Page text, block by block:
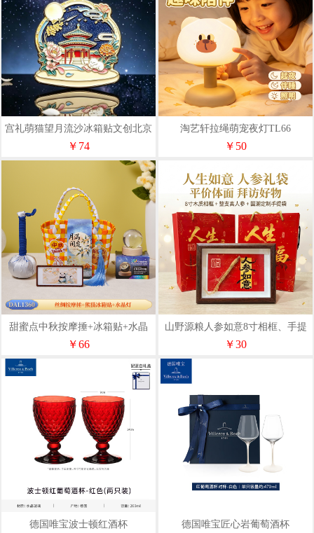
宫礼萌猫望月流沙冰箱贴文创北京
纪念品小礼物伴手礼
￥74
淘艺轩拉绳萌宠夜灯TL66
￥50
甜蜜点中秋按摩捶+冰箱贴+水晶
灯伴手礼套装DAL1360
￥66
山野源粮人参如意8寸相框、手提
袋(A/B面)
￥30
德国唯宝波士顿红酒杯
德国唯宝匠心岩葡萄酒杯